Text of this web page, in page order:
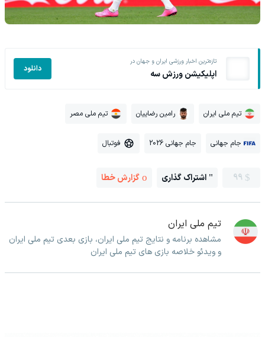
تازه‌ترین اخبار ورزشی ایران و جهان در
اپلیکیشن ورزش سه دانلود
تیم ملی ایران رامین رضاییان تیم ملی مصر
جام جهانی جام جهانی 2026 فوتبال
99 اشتراک گذاری گزارش خطا
تیم ملی ایران
مشاهده برنامه و نتایج تیم ملی ایران، بازی بعدی تیم ملی ایران
و ویدئو خلاصه بازی های تیم ملی ایران